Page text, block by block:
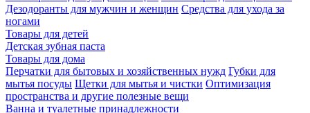
Дезодоранты для мужчин и женщин Средства для ухода за
ногами
Товары для детей
Детская зубная паста
Товары для дома
Перчатки для бытовых и хозяйственных нужд Губки для
мытья посуды Щетки для мытья и чистки Оптимизация
пространства и другие полезные вещи
Ванна и туалетные принадлежности